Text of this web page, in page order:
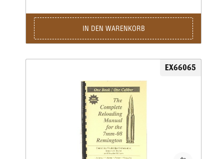
Oberfläche flach aufliegen.Photokopiequalität. Softcover.
IN DEN WARENKORB
EX66065